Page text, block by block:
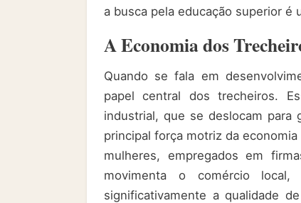
a busca pela educação superior é
A Economia dos
Quando se fala em
papel central dos trecheiros.
industrial, que se deslocam
principal força motriz da
mulheres, empregados em
movimenta o comércio
significativamente a qualidade